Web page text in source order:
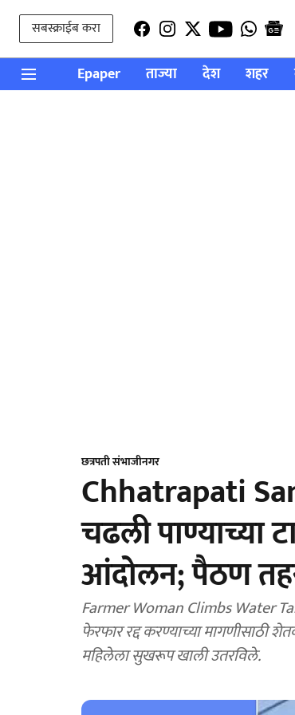
सबस्क्राईब करा
Epaper ताज्या देश शहर
छत्रपती संभाजीनगर
Chhatrapati
चढली पाण्याच्या
आंदोलन; पैठण
Farmer Woman Climbs Water
फेरफार रद्द करण्याच्या मागणीसाठी
महिलेला सुखरूप खाली उतरविले.